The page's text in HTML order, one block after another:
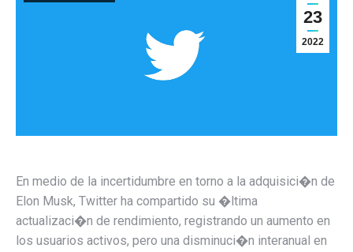
23
2022
En medio de la incertidumbre en torno a la adquisici�n de
Elon Musk, Twitter ha compartido su �ltima
actualizaci�n de rendimiento, registrando un aumento en
los usuarios activos, pero una disminuci�n interanual en